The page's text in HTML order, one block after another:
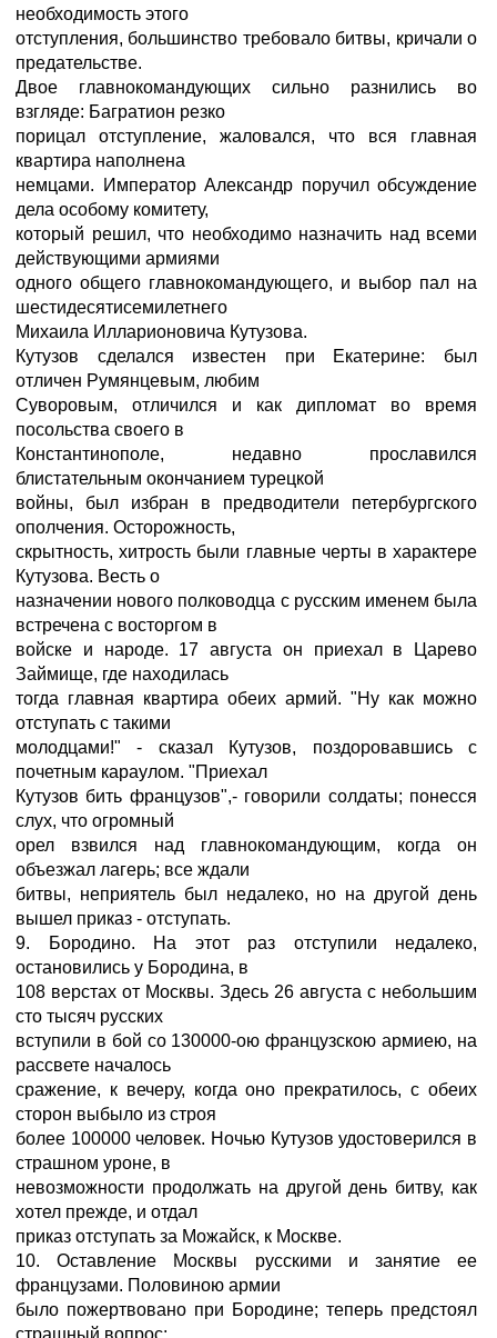
необходимость этого
отступления, большинство требовало битвы, кричали о
предательстве.
Двое главнокомандующих сильно разнились во
взгляде: Багратион резко
порицал отступление, жаловался, что вся главная
квартира наполнена
немцами. Император Александр поручил обсуждение
дела особому комитету,
который решил, что необходимо назначить над всеми
действующими армиями
одного общего главнокомандующего, и выбор пал на
шестидесятисемилетнего
Михаила Илларионовича Кутузова.
Кутузов сделался известен при Екатерине: был
отличен Румянцевым, любим
Суворовым, отличился и как дипломат во время
посольства своего в
Константинополе, недавно прославился
блистательным окончанием турецкой
войны, был избран в предводители петербургского
ополчения. Осторожность,
скрытность, хитрость были главные черты в характере
Кутузова. Весть о
назначении нового полководца с русским именем была
встречена с восторгом в
войске и народе. 17 августа он приехал в Царево
Займище, где находилась
тогда главная квартира обеих армий. "Ну как можно
отступать с такими
молодцами!" - сказал Кутузов, поздоровавшись с
почетным караулом. "Приехал
Кутузов бить французов",- говорили солдаты; понесся
слух, что огромный
орел взвился над главнокомандующим, когда он
объезжал лагерь; все ждали
битвы, неприятель был недалеко, но на другой день
вышел приказ - отступать.
9. Бородино. На этот раз отступили недалеко,
остановились у Бородина, в
108 верстах от Москвы. Здесь 26 августа с небольшим
сто тысяч русских
вступили в бой со 130000-ою французскою армиею, на
рассвете началось
сражение, к вечеру, когда оно прекратилось, с обеих
сторон выбыло из строя
более 100000 человек. Ночью Кутузов удостоверился в
страшном уроне, в
невозможности продолжать на другой день битву, как
хотел прежде, и отдал
приказ отступать за Можайск, к Москве.
10. Оставление Москвы русскими и занятие ее
французами. Половиною армии
было пожертвовано при Бородине; теперь предстоял
страшный вопрос: